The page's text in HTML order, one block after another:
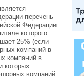
перечень
Федерации
которого
25% (если
компаний в
компаний в
которых
компаний